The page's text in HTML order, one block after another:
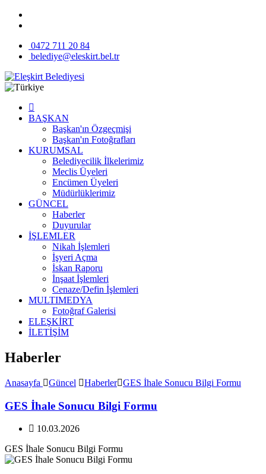
0472 711 20 84
belediye@eleskirt.bel.tr
BAŞKAN
Başkan'ın Özgeçmişi
Başkan'ın Fotoğrafları
KURUMSAL
Belediyecilik İlkelerimiz
Meclis Üyeleri
Encümen Üyeleri
Müdürlüklerimiz
GÜNCEL
Haberler
Duyurular
İŞLEMLER
Nikah İşlemleri
İşyeri Açma
İskan Raporu
İnşaat İşlemleri
Cenaze/Defin İşlemleri
MULTIMEDYA
Fotoğraf Galerisi
ELEŞKİRT
İLETİŞİM
Haberler
Anasayfa Güncel Haberler GES İhale Sonucu Bilgi Formu
GES İhale Sonucu Bilgi Formu
10.03.2026
GES İhale Sonucu Bilgi Formu